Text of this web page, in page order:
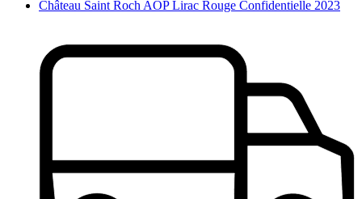
Château Saint Roch AOP Lirac Rouge Confidentielle 2023